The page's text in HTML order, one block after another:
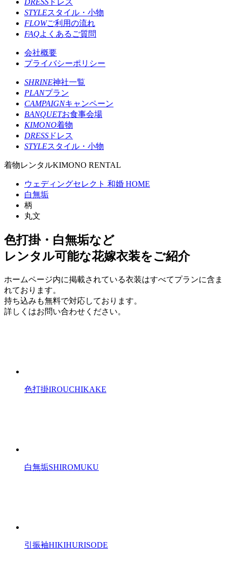
STYLEスタイル・小物
FLOWご利用の流れ
FAQよくあるご質問
会社概要
プライバシーポリシー
SHRINE神社一覧
PLANプラン
CAMPAIGNキャンペーン
BANQUETお食事会場
KIMONO着物
DRESS ドレス
STYLEスタイル・小物
着物レンタルKIMONO RENTAL
ウェディングセレクト 和婚 HOME
白無垢
柄
丸文
色打掛・白無垢など
レンタル可能な花嫁衣装をご紹介
ホームページ内に掲載されている衣装はすべてプランに含ま
れております。
持ち込みも無料で対応しております。
詳しくはお問い合わせください。
色打掛IROUCHIKAKE
白無垢SHIROMUKU
引振袖HIKIHURISODE